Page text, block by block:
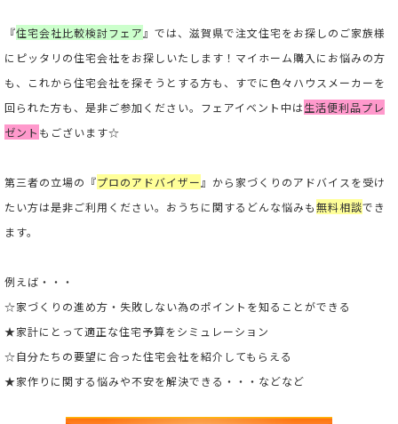
『住宅会社比較検討フェア 』 では、滋賀県で注文住宅をお探しのご家族様
にピッタリの住宅会社をお探しいたします！マイホーム購入にお悩みの方
も、これから住宅会社を探そうとする方も、すでに色々ハウスメーカーを
回られた方も、是非ご参加ください。フェアイベント中は生活便利品プレ
ゼント もございます☆
第三者の立場の 『プロのアドバイザー 』 から家づくりのアドバイスを受け
たい方は是非ご利用ください。 おうちに関するどんな悩みも無料相談でき
ます。
例えば・・・
☆家づくりの進め方・失敗しない為のポイントを知ることができる
★家計にとって適正な住宅予算をシミュレーション
☆自分たちの要望に合った住宅会社を紹介してもらえる
★家作りに関する悩みや不安を解決できる・・・などなど